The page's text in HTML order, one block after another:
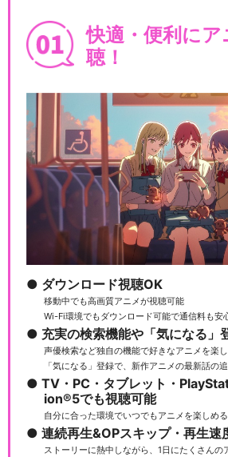
ポケモ
「ただい
ポケット
ル ライ
戦慄のミ
ポケモン
快適・便利に
聴！
ダウンロード視聴OK
移動中でも高画質アニメが視聴可能
Wi-Fi環境でもダウンロード可能で通信料も安
充実の検索機能や「気になる」
声優検索など独自の機能で好きなアニメを楽
「気になる」登録で、新作アニメの最新話の
TV・PC・タブレット・
ion®5でも視聴可能
自分に合った環境でいつでもアニメを楽しめる
連続再生&OPスキップ・再生速
ストーリーに熱中しながら、1日にたくさんの